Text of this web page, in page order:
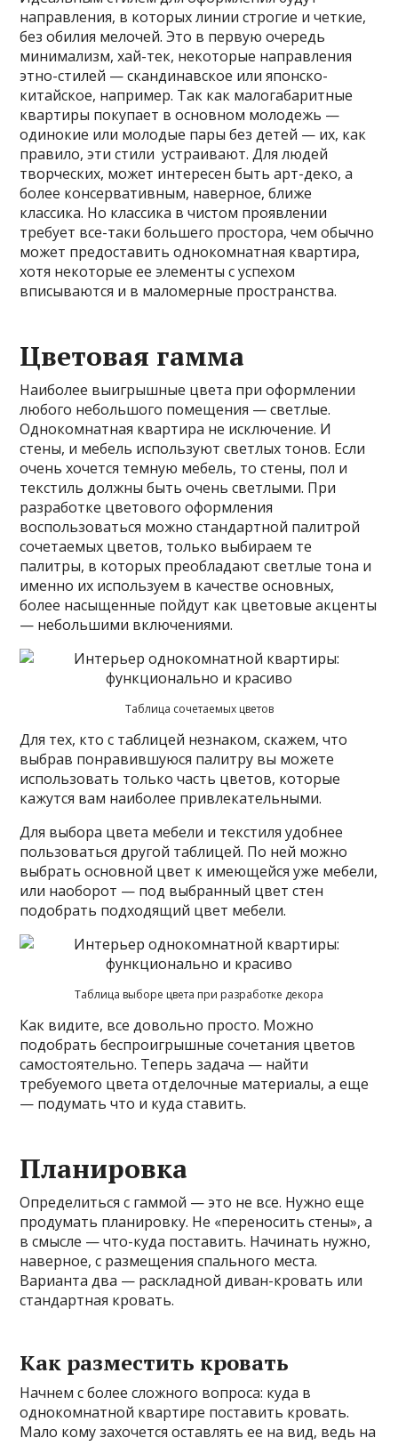
направления, в которых линии строгие и четкие,
без обилия мелочей. Это в первую очередь
минимализм, хай-тек, некоторые направления
этно-стилей — скандинавское или японско-
китайское, например. Так как малогабаритные
квартиры покупает в основном молодежь —
одинокие или молодые пары без детей — их, как
правило, эти стили устраивают. Для людей
творческих, может интересен быть арт-деко, а
более консервативным, наверное, ближе
классика. Но классика в чистом проявлении
требует все-таки большего простора, чем обычно
может предоставить однокомнатная квартира,
хотя некоторые ее элементы с успехом
вписываются и в маломерные пространства.
Цветовая гамма
Наиболее выигрышные цвета при оформлении
любого небольшого помещения — светлые.
Однокомнатная квартира не исключение. И
стены, и мебель используют светлых тонов. Если
очень хочется темную мебель, то стены, пол и
текстиль должны быть очень светлыми. При
разработке цветового оформления
воспользоваться можно стандартной палитрой
сочетаемых цветов, только выбираем те
палитры, в которых преобладают светлые тона и
именно их используем в качестве основных,
более насыщенные пойдут как цветовые акценты
— небольшими включениями.
Таблица сочетаемых цветов
Для тех, кто с таблицей незнаком, скажем, что
выбрав понравившуюся палитру вы можете
использовать только часть цветов, которые
кажутся вам наиболее привлекательными.
Для выбора цвета мебели и текстиля удобнее
пользоваться другой таблицей. По ней можно
выбрать основной цвет к имеющейся уже мебели,
или наоборот — под выбранный цвет стен
подобрать подходящий цвет мебели.
Таблица выборе цвета при разработке декора
Как видите, все довольно просто. Можно
подобрать беспроигрышные сочетания цветов
самостоятельно. Теперь задача — найти
требуемого цвета отделочные материалы, а еще
— подумать что и куда ставить.
Планировка
Определиться с гаммой — это не все. Нужно еще
продумать планировку. Не «переносить стены», а
в смысле — что-куда поставить. Начинать нужно,
наверное, с размещения спального места.
Варианта два — раскладной диван-кровать или
стандартная кровать.
Как разместить кровать
Начнем с более сложного вопроса: куда в
однокомнатной квартире поставить кровать.
Мало кому захочется оставлять ее на вид, ведь на